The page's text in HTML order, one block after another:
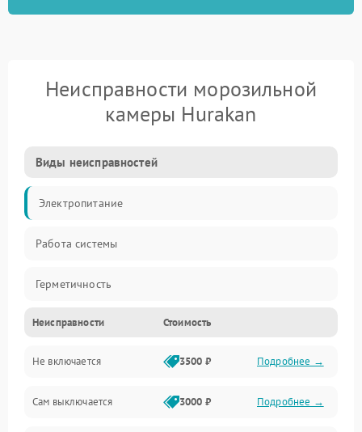
Неисправности морозильной
камеры Hurakan
Виды неисправностей
Электропитание
Работа системы
Герметичность
Механика
Неисправности Стоимость
Не включается 3500 ₽ Подробнее →
Сам выключается 3000 ₽ Подробнее →